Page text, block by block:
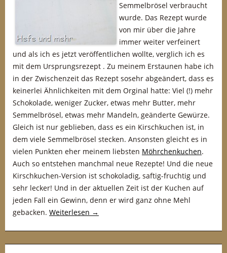
Semmelbrösel verbraucht
wurde. Das Rezept wurde
von mir über die Jahre
immer weiter verfeinert
und als ich es jetzt veröffentlichen wollte, verglich ich es
mit dem Ursprungsrezept . Zu meinem Erstaunen habe ich
in der Zwischenzeit das Rezept sosehr abgeändert, dass es
keinerlei Ähnlichkeiten mit dem Orginal hatte: Viel (!) mehr
Schokolade, weniger Zucker, etwas mehr Butter, mehr
Semmelbrösel, etwas mehr Mandeln, geänderte Gewürze.
Gleich ist nur geblieben, dass es ein Kirschkuchen ist, in
dem viele Semmelbrösel stecken. Ansonsten gleicht es in
vielen Punkten eher meinem liebsten Möhrchenkuchen.
Auch so entstehen manchmal neue Rezepte! Und die neue
Kirschkuchen-Version ist schokoladig, saftig-fruchtig und
sehr lecker! Und in der aktuellen Zeit ist der Kuchen auf
jeden Fall ein Gewinn, denn er wird ganz ohne Mehl
gebacken. Weiterlesen →